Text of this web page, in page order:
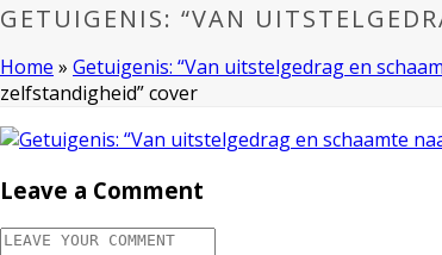
GETUIGENIS: “VAN
Home » Getuigenis: “Van uitstelgedrag en
zelfstandigheid” cover
Leave a Comment